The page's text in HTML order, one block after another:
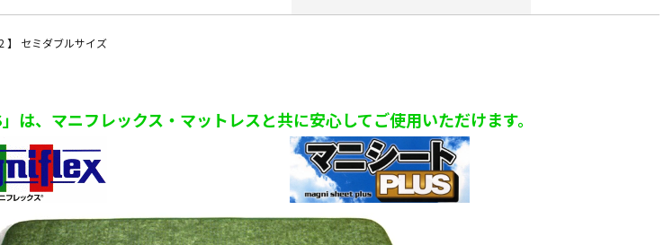
】 セミダブルサイズ
」は、マニフレックス・マットレスと共に安心してご使用いただけます。